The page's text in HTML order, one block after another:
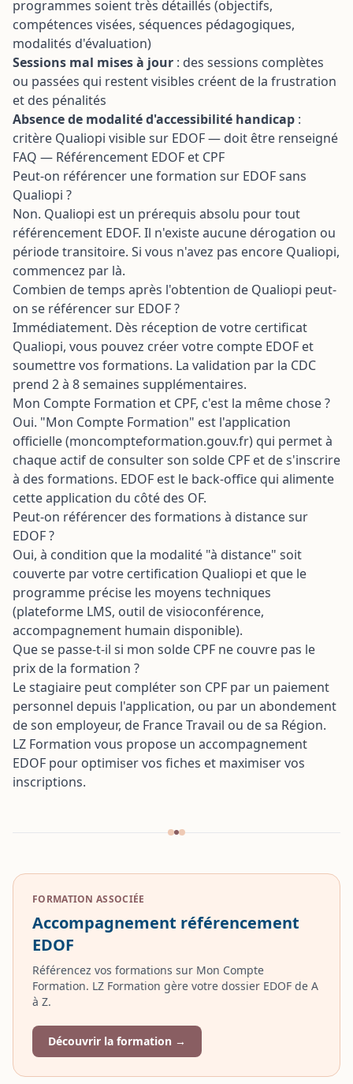
programmes soient très détaillés (objectifs,
compétences visées, séquences pédagogiques,
modalités d'évaluation)
Sessions mal mises à jour : des sessions complètes
ou passées qui restent visibles créent de la frustration
et des pénalités
Absence de modalité d'accessibilité handicap :
critère Qualiopi visible sur EDOF — doit être renseigné
FAQ — Référencement EDOF et CPF
Peut-on référencer une formation sur EDOF sans
Qualiopi ?
Non. Qualiopi est un prérequis absolu pour tout
référencement EDOF. Il n'existe aucune dérogation ou
période transitoire. Si vous n'avez pas encore Qualiopi,
commencez par là.
Combien de temps après l'obtention de Qualiopi peut-
on se référencer sur EDOF ?
Immédiatement. Dès réception de votre certificat
Qualiopi, vous pouvez créer votre compte EDOF et
soumettre vos formations. La validation par la CDC
prend 2 à 8 semaines supplémentaires.
Mon Compte Formation et CPF, c'est la même chose ?
Oui. "Mon Compte Formation" est l'application
officielle (moncompteformation.gouv.fr) qui permet à
chaque actif de consulter son solde CPF et de s'inscrire
à des formations. EDOF est le back-office qui alimente
cette application du côté des OF.
Peut-on référencer des formations à distance sur
EDOF ?
Oui, à condition que la modalité "à distance" soit
couverte par votre certification Qualiopi et que le
programme précise les moyens techniques
(plateforme LMS, outil de visioconférence,
accompagnement humain disponible).
Que se passe-t-il si mon solde CPF ne couvre pas le
prix de la formation ?
Le stagiaire peut compléter son CPF par un paiement
personnel depuis l'application, ou par un abondement
de son employeur, de France Travail ou de sa Région.
LZ Formation vous propose un accompagnement
EDOF pour optimiser vos fiches et maximiser vos
inscriptions.
FORMATION ASSOCIÉE
Accompagnement référencement
EDOF
Référencez vos formations sur Mon Compte
Formation. LZ Formation gère votre dossier EDOF de A
à Z.
Découvrir la formation →